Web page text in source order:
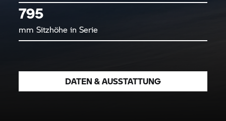
795
mm Sitzhöhe in Serie
DATEN & AUSSTATTUNG